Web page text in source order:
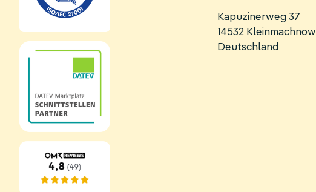
Kapuzinerweg 37
14532 Kleinmachnow
Deutschland